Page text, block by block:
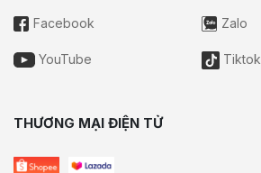
Facebook Zalo
YouTube Tiktok
THƯƠNG MẠI ĐIỆN TỬ